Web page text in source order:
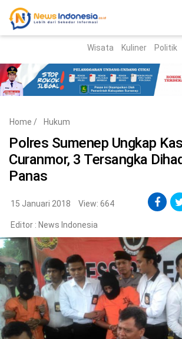
Parlemen
Nasional
Korupsi
Politik
Gaya Hidup
Kesehatan Kuliner
Wisata Kuliner Politik
Home / Hukum
Polres Sumenep Ungkap
Curanmor, 3 Tersangka
Panas
15 Januari 2018 View: 664
Editor : News Indonesia